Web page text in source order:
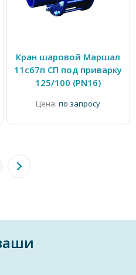
Кран шаровой Маршал
11с67п СП под приварку
125/100 (PN16)
Цена: по запросу